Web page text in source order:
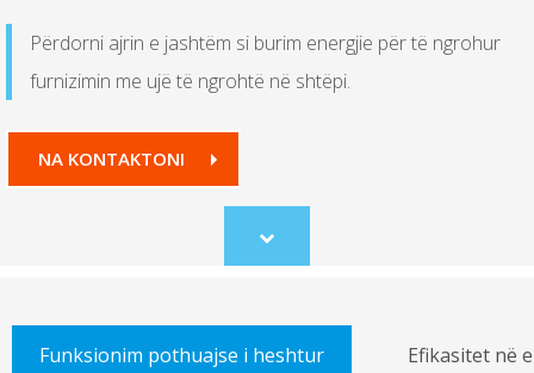
Përdorni ajrin e jashtëm si burim energjie për të ngrohur
furnizimin me ujë të ngrohtë në shtëpi.
NA KONTAKTONI
Scroll
to
Funksionim pothuajse i heshtur Efikasitet në